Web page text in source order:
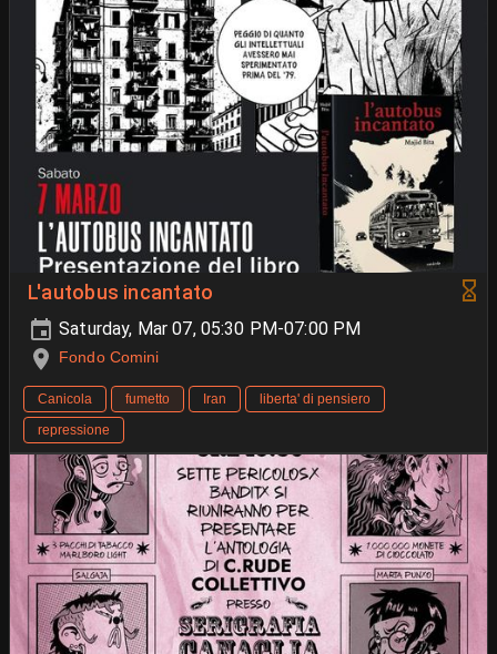
L'autobus incantato
Saturday, Mar 07, 05:30 PM-07:00 PM
Fondo Comini
Canicola fumetto Iran
liberta' di pensiero
repressione